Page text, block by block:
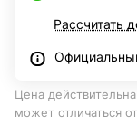
Рассчитать
Цена
может отличаться